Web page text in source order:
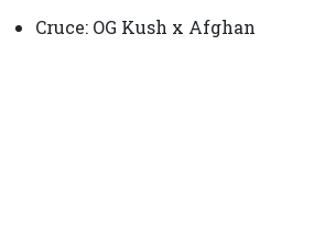
Cruce: OG Kush x Afghan